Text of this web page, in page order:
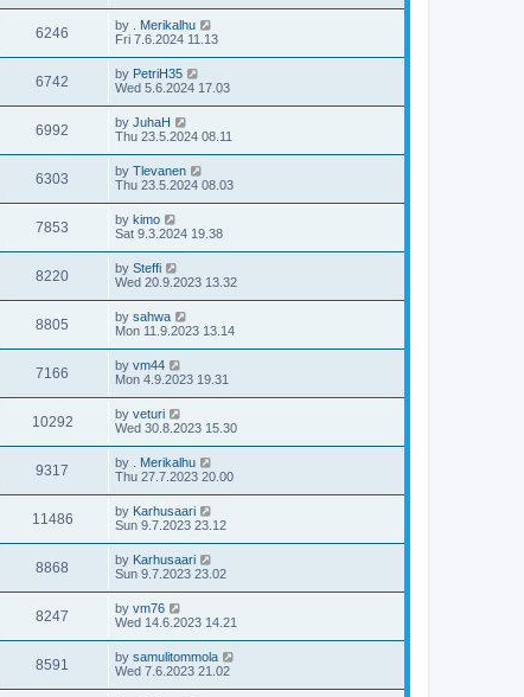
6246 by
. Merikalhu
Fri 7.6.2024 11.13
6742 by PetriH35
Wed 5.6.2024 17.03
6992 by JuhaH
Thu 23.5.2024 08.11
6303 by Tlevanen
Thu 23.5.2024 08.03
7853 by kimo
Sat 9.3.2024 19.38
8220 by Steffi
Wed 20.9.2023 13.32
8805 by sahwa
Mon 11.9.2023 13.14
7166 by vm44
Mon 4.9.2023 19.31
10292 by veturi
Wed 30.8.2023 15.30
9317 by
. Merikalhu
Thu 27.7.2023 20.00
11486 by Karhusaari
Sun 9.7.2023 23.12
8868 by Karhusaari
Sun 9.7.2023 23.02
8247 by vm76
Wed 14.6.2023 14.21
8591 by samulitommola
Wed 7.6.2023 21.02